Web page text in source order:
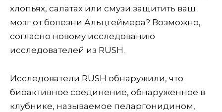
хлопьях, салатах или смузи защитить ваш
мозг от болезни Альцгеймера? Возможно,
согласно новому исследованию
исследователей из RUSH.
Исследователи RUSH обнаружили, что
биоактивное соединение, обнаруженное в
клубнике, называемое пеларгонидином,